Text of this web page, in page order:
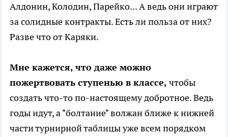
Алдонин, Колодин, Парейко... А ведь они играют
за солидные контракты. Есть ли польза от них?
Разве что от Каряки.
Мне кажется, что даже можно
пожертвовать ступенью в классе, чтобы
создать что-то по-настоящему добротное. Ведь
годы идут, а "болтание" волжан ближе к нижней
части турнирной таблицы уже всем порядком